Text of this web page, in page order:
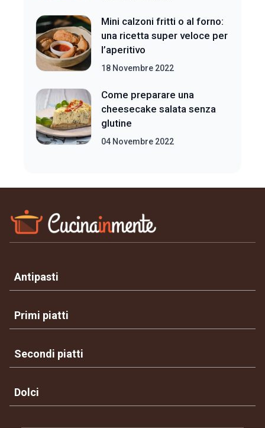
Mini calzoni fritti o al forno:
una ricetta super veloce per
l’aperitivo
18 Novembre 2022
Come preparare una
cheesecake salata senza
glutine
04 Novembre 2022
Antipasti
Primi piatti
Secondi piatti
Dolci